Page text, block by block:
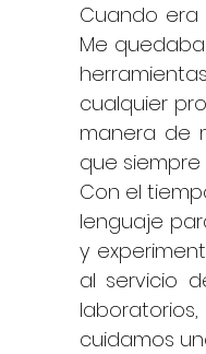
Cuando era
Me
cualquier
manera de
que
Con el
lenguaje
y
al servicio
cuidamos